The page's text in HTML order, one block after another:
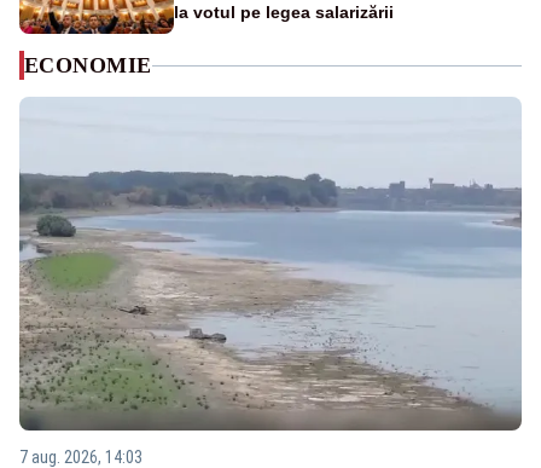
la votul pe legea salarizării
ECONOMIE
7 aug. 2026, 14:03